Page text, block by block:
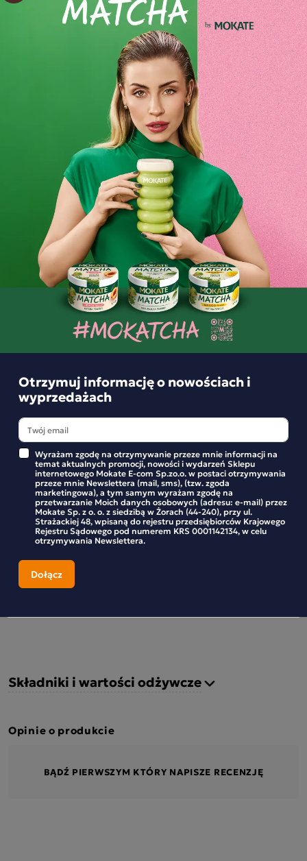
Napój Kawowy 3w1 Instant Brown Sugar 3in1
Mokate Mix Kawowy 24 saszetki
Szybki Luksus Kawy Instant: Mokate Mix 3w1 to harmonijne
połączenie kawy instant, mleka i delikatnego brązowego
cukru, zapewniające natychmiastową dawkę luksusu i
smaku w jednym kubku.
Ciepły Komfort Brązowego Cukru: Odkryj przyjemność
kawowego rytuału z nutą słodyczy. Brązowy cukier dodaje
ciepłego aromatu, tworząc napój, który podkreśla
doskonałość każdego poranka.
Bezproblemowe Rozkosze W Jednej Chwili: Mokate Mix 3w1
to nie tylko napój, to moment przyjemności bez
konieczności skomplikowanego przygotowywania. Gotowy
Składniki i wartości odżywcze
Opinie o produkcie
BĄDŹ PIERWSZYM KTÓRY NAPISZE RECENZJĘ
Otrzymuj informację o nowościach i
wyprzedażach
Wyrażam zgodę na otrzymywanie przeze mnie informacji na
temat aktualnych promocji, nowości i wydarzeń Sklepu
internetowego Mokate E-com Sp.zo.o. w postaci otrzymywania
przeze mnie Newslettera (mail, sms), (tzw. zgoda
marketingowa), a tym samym wyrażam zgodę na
przetwarzanie Moich danych osobowych (adresu: e-mail) przez
Mokate Sp. z o. o. z siedzibą w Żorach (44-240), przy ul.
Strażackiej 48, wpisaną do rejestru przedsiębiorców Krajowego
Rejestru Sądowego pod numerem KRS 0001142134, w celu
otrzymywania Newslettera.